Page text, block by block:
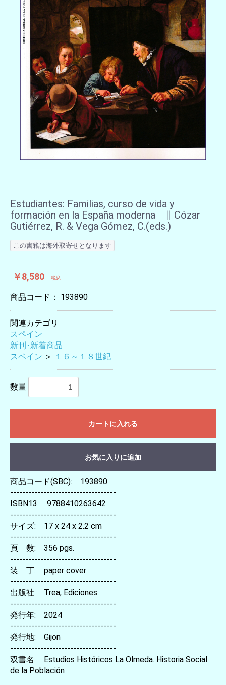
Estudiantes: Familias, curso de vida y
formación en la España moderna ∥ Cózar
Gutiérrez, R. & Vega Gómez, C.(eds.)
この書籍は海外取寄せとなります
￥8,580 税込
商品コード： 193890
関連カテゴリ
スペイン
新刊･新着商品
スペイン ＞ １６～１８世紀
数量
カートに入れる
お気に入りに追加
商品コード(SBC): 193890
-----------------------------------
ISBN13: 9788410263642
-----------------------------------
サイズ: 17 x 24 x 2.2 cm
-----------------------------------
頁 数: 356 pgs.
-----------------------------------
装 丁: paper cover
-----------------------------------
出版社: Trea, Ediciones
-----------------------------------
発行年: 2024
-----------------------------------
発行地: Gijon
-----------------------------------
双書名: Estudios Históricos La Olmeda. Historia Social
de la Población